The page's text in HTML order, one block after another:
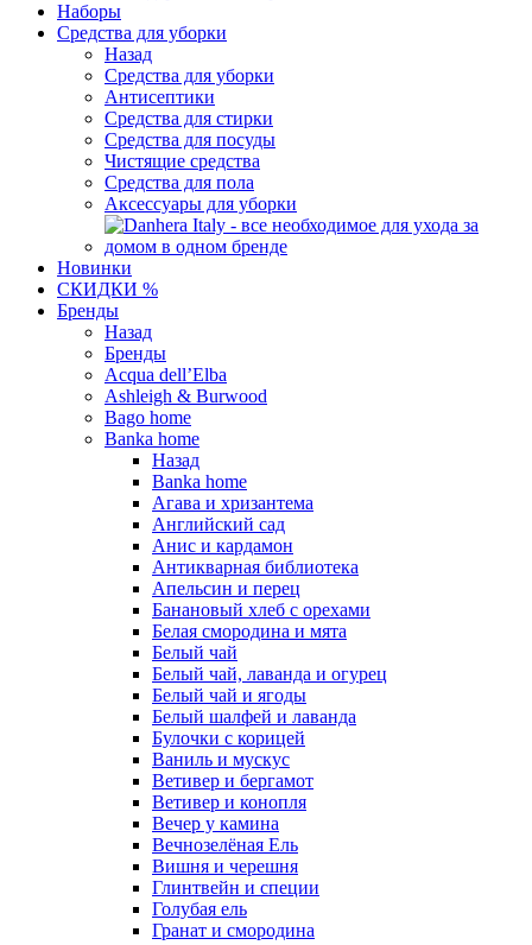
Наборы
Средства для уборки
Назад
Средства для уборки
Антисептики
Средства для стирки
Средства для посуды
Чистящие средства
Средства для пола
Аксессуары для уборки
Новинки
СКИДКИ %
Бренды
Назад
Бренды
Acqua dell’Elba
Ashleigh & Burwood
Bago home
Banka home
Назад
Banka home
Агава и хризантема
Английский сад
Анис и кардамон
Антикварная библиотека
Апельсин и перец
Банановый хлеб с орехами
Белая смородина и мята
Белый чай
Белый чай, лаванда и огурец
Белый чай и ягоды
Белый шалфей и лаванда
Булочки с корицей
Ваниль и мускус
Ветивер и бергамот
Ветивер и конопля
Вечер у камина
Вечнозелёная Ель
Вишня и черешня
Глинтвейн и специи
Голубая ель
Гранат и смородина